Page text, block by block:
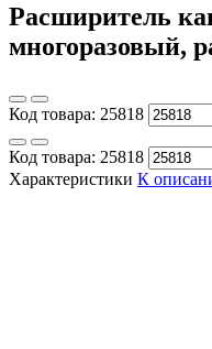
Расширитель
многоразовый,
Код товара: 25818
Код товара: 25818
Характеристики К